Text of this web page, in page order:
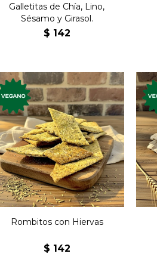
Galletitas de Chía, Lino,
Sésamo y Girasol.
$ 142
Galletas premium,
veganas, con hiervas.
Nuevos sabores,
elaboradas
artesanalmente.
Rombitos con Hiervas
$ 142